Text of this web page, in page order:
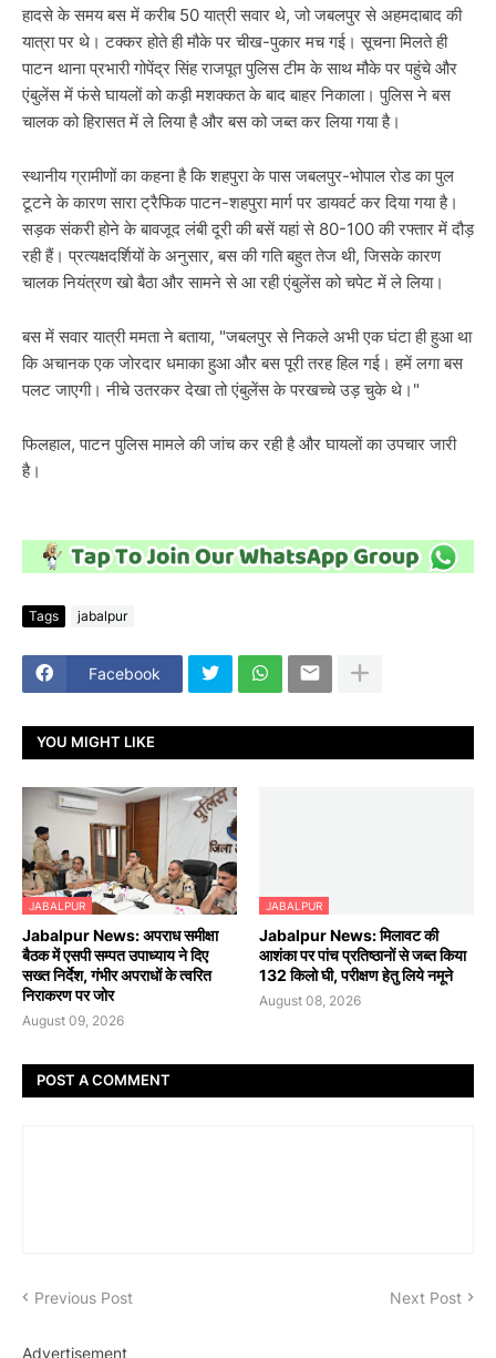
हादसे के समय बस में करीब 50 यात्री सवार थे, जो जबलपुर से अहमदाबाद की
यात्रा पर थे। टक्कर होते ही मौके पर चीख-पुकार मच गई। सूचना मिलते ही
पाटन थाना प्रभारी गोपेंद्र सिंह राजपूत पुलिस टीम के साथ मौके पर पहुंचे और
एंबुलेंस में फंसे घायलों को कड़ी मशक्कत के बाद बाहर निकाला। पुलिस ने बस
चालक को हिरासत में ले लिया है और बस को जब्त कर लिया गया है।
स्थानीय ग्रामीणों का कहना है कि शहपुरा के पास जबलपुर-भोपाल रोड का पुल
टूटने के कारण सारा ट्रैफिक पाटन-शहपुरा मार्ग पर डायवर्ट कर दिया गया है।
सड़क संकरी होने के बावजूद लंबी दूरी की बसें यहां से 80-100 की रफ्तार में दौड़
रही हैं। प्रत्यक्षदर्शियों के अनुसार, बस की गति बहुत तेज थी, जिसके कारण
चालक नियंत्रण खो बैठा और सामने से आ रही एंबुलेंस को चपेट में ले लिया।
बस में सवार यात्री ममता ने बताया, "जबलपुर से निकले अभी एक घंटा ही हुआ था
कि अचानक एक जोरदार धमाका हुआ और बस पूरी तरह हिल गई। हमें लगा बस
पलट जाएगी। नीचे उतरकर देखा तो एंबुलेंस के परखच्चे उड़ चुके थे।"
फिलहाल, पाटन पुलिस मामले की जांच कर रही है और घायलों का उपचार जारी
है।
Tags jabalpur
Facebook
YOU MIGHT LIKE
JABALPUR
Jabalpur News: अपराध समीक्षा
बैठक में एसपी सम्पत उपाध्याय ने दिए
सख्त निर्देश, गंभीर अपराधों के त्वरित
निराकरण पर जोर
August 09, 2026
JABALPUR
Jabalpur News: मिलावट की
आशंका पर पांच प्रतिष्ठानों से जब्त किया
132 किलो घी, परीक्षण हेतु लिये नमूने
August 08, 2026
POST A COMMENT
Previous Post Next Post
Advertisement